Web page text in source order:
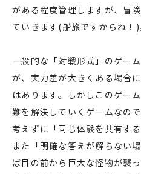
がある程度管理しますが、冒
ていきます(船旅ですからね！)
一般的な「対戦形式」のゲー
が、実力差が大きくある場合
はあります。しかしこのゲー
難を解決していくゲームなの
考えずに「同じ体験を共有す
また「明確な答えが解らない
ば目の前から巨大な怪物が襲